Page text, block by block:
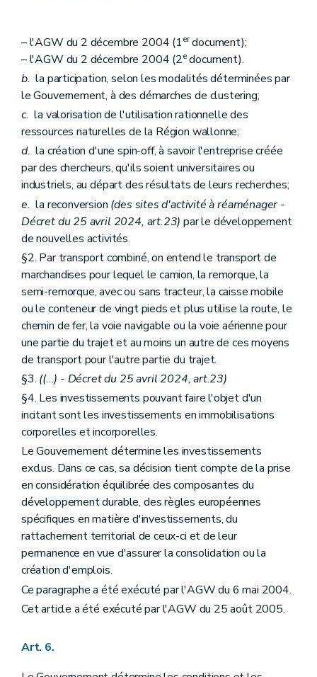
– l'AGW du 2 décembre 2004 (1erdocument);
– l'AGW du 2 décembre 2004 (2edocument).
b. la participation, selon les modalités déterminées par
le Gouvernement, à des démarches de clustering;
c. la valorisation de l'utilisation rationnelle des
ressources naturelles de la Région wallonne;
d. la création d'une spin-off, à savoir l'entreprise créée
par des chercheurs, qu'ils soient universitaires ou
industriels, au départ des résultats de leurs recherches;
e. la reconversion (des sites d'activité à réaménager -
Décret du 25 avril 2024, art.23) par le développement
de nouvelles activités.
§2. Par transport combiné, on entend le transport de
marchandises pour lequel le camion, la remorque, la
semi-remorque, avec ou sans tracteur, la caisse mobile
ou le conteneur de vingt pieds et plus utilise la route, le
chemin de fer, la voie navigable ou la voie aérienne pour
une partie du trajet et au moins un autre de ces moyens
de transport pour l'autre partie du trajet.
§3. ((...) - Décret du 25 avril 2024, art.23)
§4. Les investissements pouvant faire l'objet d'un
incitant sont les investissements en immobilisations
corporelles et incorporelles.
Le Gouvernement détermine les investissements
exclus. Dans ce cas, sa décision tient compte de la prise
en considération équilibrée des composantes du
développement durable, des règles européennes
spécifiques en matière d'investissements, du
rattachement territorial de ceux-ci et de leur
permanence en vue d'assurer la consolidation ou la
création d'emplois.
Ce paragraphe a été exécuté par l'AGW du 6 mai 2004.
Cet article a été exécuté par l'AGW du 25 août 2005.
Art. 6.